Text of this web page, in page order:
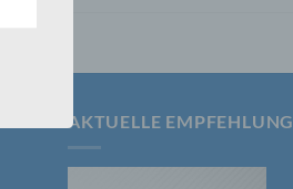
AKTUELLE EMPFEHLUNG